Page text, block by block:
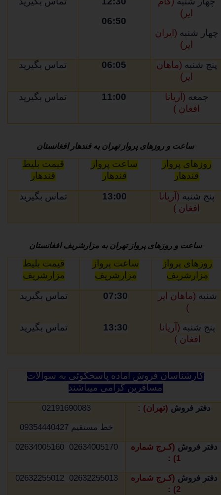
ایر)
چهار شنبه (ایران
ایر)
06:50
پنج شنبه (ماهان
ایر)
06:05 تماس بگیرید
جمعه (آریانا
افغان )
11:00 تماس بگیرید
ساعت و روزهای پرواز تهران به قندهار افغانستان
روزهای پرواز
قندهار
ساعت پرواز
قندهار
قیمت بلیط
قندهار
پنج شنبه (آریانا
افغان )
13:00 تماس بگیرید
ساعت و روزهای پرواز تهران به مزارشریف افغانستان
روزهای پرواز
مزارشریف
ساعت پرواز
مزارشریف
قیمت بلیط
مزارشریف
شنبه (ماهان ایر
)
07:30 تماس بگیرید
پنج شنبه (آریانا
افغان )
13:30 تماس بگیرید
کارشناسان فروش آماده پاسخگوئی به سوالات
مسافرین گرامی میباشند
دفتر فروش (تهران) :
02191690083
خط مستقیم 09354440427
دفتر فروش (کـرج شماره
1) :
02634005170 02634005160
دفتر فروش (کـرج شماره
2) :
02632255013 02632255012